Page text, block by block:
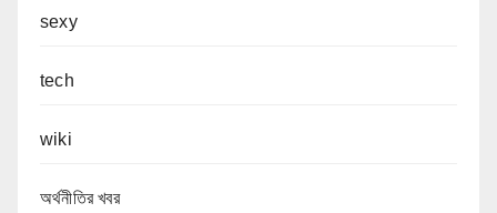
sexy
tech
wiki
অর্থনীতির খবর